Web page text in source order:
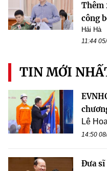
Thêm
công
Hải Hà
11:44
TIN MỚI
Lê Hoa
14:50
Đưa sĩ